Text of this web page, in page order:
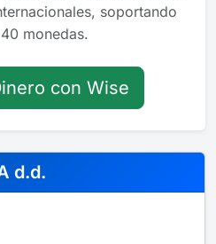
soportando
monedas.
con Wise
d.d.